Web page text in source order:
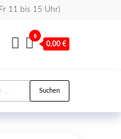
11 bis 15 Uhr)
0
0,00 €
Suchen